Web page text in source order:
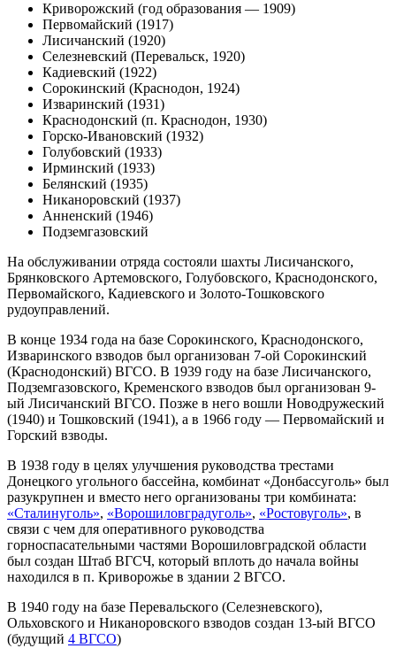
Криворожский (год образования — 1909)
Первомайский (1917)
Лисичанский (1920)
Селезневский (Перевальск, 1920)
Кадиевский (1922)
Сорокинский (Краснодон, 1924)
Изваринский (1931)
Краснодонский (п. Краснодон, 1930)
Горско-Ивановский (1932)
Голубовский (1933)
Ирминский (1933)
Белянский (1935)
Никаноровский (1937)
Анненский (1946)
Подземгазовский
На обслуживании отряда состояли шахты Лисичанского,
Брянковского Артемовского, Голубовского, Краснодонского,
Первомайского, Кадиевского и Золото-Тошковского
рудоуправлений.
В конце 1934 года на базе Сорокинского, Краснодонского,
Изваринского взводов был организован 7-ой Сорокинский
(Краснодонский) ВГСО. В 1939 году на базе Лисичанского,
Подземгазовского, Кременского взводов был организован 9-
ый Лисичанский ВГСО. Позже в него вошли Новодружеский
(1940) и Тошковский (1941), а в 1966 году — Первомайский и
Горский взводы.
В 1938 году в целях улучшения руководства трестами
Донецкого угольного бассейна, комбинат «Донбассуголь» был
разукрупнен и вместо него организованы три комбината:
«Сталинуголь», «Ворошиловградуголь», «Ростовуголь», в
связи с чем для оперативного руководства
горноспасательными частями Ворошиловградской области
был создан Штаб ВГСЧ, который вплоть до начала войны
находился в п. Криворожье в здании 2 ВГСО.
В 1940 году на базе Перевальского (Селезневского),
Ольховского и Никаноровского взводов создан 13-ый ВГСО
(будущий 4 ВГСО)